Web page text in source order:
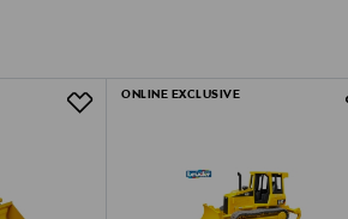
poliisimönkijä lelu, bruder 1:16
poliisi mönkijä lapsille, bruder
ONLINE EXCLUSIVE